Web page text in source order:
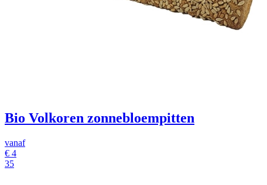
Bio Volkoren zonnebloempitten
vanaf
€ 4
35